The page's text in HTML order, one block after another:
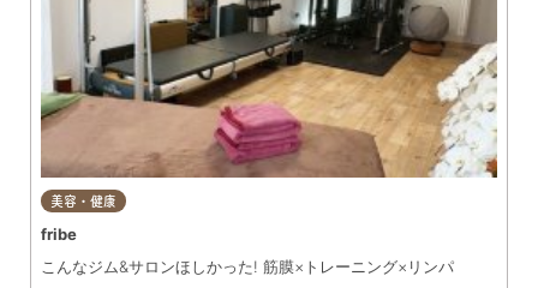
美容・健康
fribe
こんなジム&サロンほしかった! 筋膜×トレーニング×リンパ